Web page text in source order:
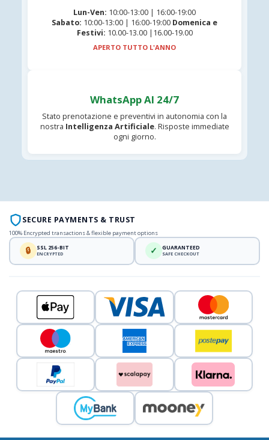
Lun-Ven: 10:00-13:00 | 16:00-19:00
Sabato: 10:00-13:00 | 16:00-19:00 Domenica e
Festivi: 10.00-13.00 |16.00-19.00
APERTO TUTTO L'ANNO
WhatsApp AI 24/7
Stato prenotazione e preventivi in autonomia con la
nostra Intelligenza Artificiale. Risposte immediate
ogni giorno.
SECURE PAYMENTS & TRUST
100% Encrypted transactions & flexible payment options
🔒 SSL 256-BIT
ENCRYPTED ✓ GUARANTEED
SAFE CHECKOUT